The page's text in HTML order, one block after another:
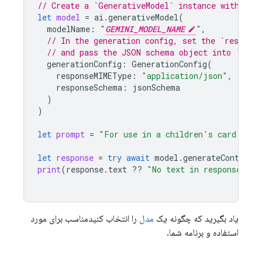
// Create a `GenerativeModel` instance with a
let model = ai .generativeModel(
modelName : " GEMINI_MODEL_NAME " ,
// In the generation config, set the
// and pass the JSON schema object into
generationConfig : GenerationConfig(
responseMIMEType : "application/json" ,
responseSchema :
jsonSchema
)
)
let prompt = "For use in a children's card
let response = try await model .generateContent
print(response. text ?? "No text in response."
یاد بگیرید که چگونه یک مدل را انتخاب کنیدمناسب برای مورد
استفاده و برنامه شما.